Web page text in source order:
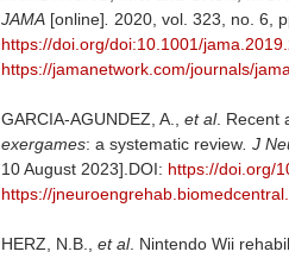
JAMA [online]
2020, vol. 323, no. 6,
https://doi.org/doi:10.1001/
https://jamanetwork.com/journals/
GARCIA-AGUNDEZ, A., et al. Recent
exergames: a systematic review . J
10 August 2023].DOI: https://doi.org/
https://
HERZ, N.B., et al. Nintendo Wii